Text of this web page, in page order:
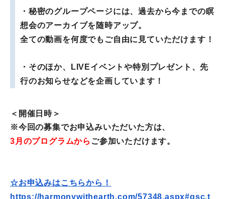
・秘密のグループページには、過去から今までの瞑
想会のアーカイブを随時アップ。
全ての動画を何度でもご自由に見ていただけます！
・そのほか、LIVEイベントや特別プレゼント、 先
行のお知らせなどを企画しています！
＜開催日時＞
※今回の募集でお申込みいただいた方は、
3月のプログラムから ご参加いただけます。
☆お申込みはこちらから！
https://harmonywithearth.com/57348.aspx#gsc.t